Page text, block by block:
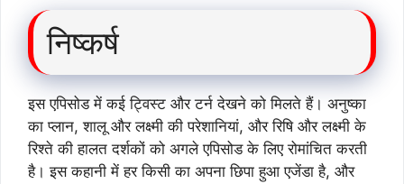
निष्कर्ष
इस एपिसोड में कई ट्विस्ट और टर्न देखने को मिलते हैं। अनुष्का
का प्लान, शालू और लक्ष्मी की परेशानियां, और रिषि और लक्ष्मी के
रिश्ते की हालत दर्शकों को अगले एपिसोड के लिए रोमांचित करती
है। इस कहानी में हर किसी का अपना छिपा हुआ एजेंडा है, और